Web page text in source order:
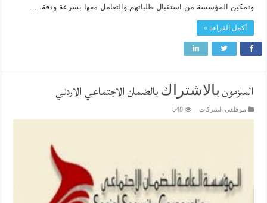
وتمكين المؤسسة من استقبال طلباتهم والتعامل معها بسرعة ودقة، …
أكمل القراءة »
الملزمون ﺑﺎﻻﺷﺘﺮﺍﻙ بالضمان الاجتماعي الاردني
موظفي الشركات 548